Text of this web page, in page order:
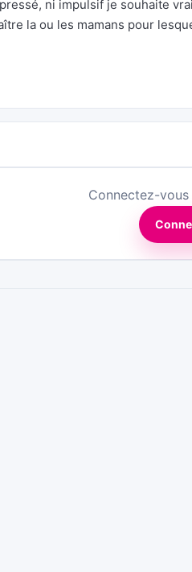
ni impulsif je souhaite
la ou les mamans pour
Connectez-